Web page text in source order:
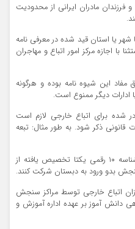
فرزندان مادران ایرانی از محدودیت
شهر یا استان قید شده در معرفی نامه
با اجازه مرکز امور اتباع و مهاجران
این شیوه نامه بوده و هرگونه
ادارات دیگر ممنوع است.
شده برای اتباع خارجی لازم است
قانونی ذکر شود. به طور مثال: تبعه
نوآموزان تبعه خارجی فقط با داشتن شناسه ۱۰ رقمی یکتا تخصیص یافته از
بدو ورود به دبستان شرکت کنند.
اتباع خارجی توسط مراکز سنجش
دانش آموز بر عهده اداره آموزش و